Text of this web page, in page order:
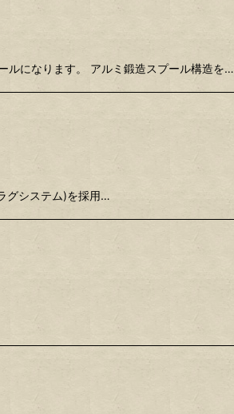
ルになります。 アルミ鍛造スプール構造を…
グシステム)を採用…